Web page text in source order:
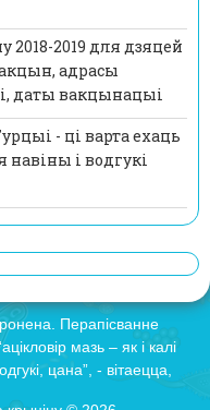
2019 для дзяцей
адрасы
даты вакцынацыі
- ці варта ехаць
навіны і водгукі
Перапісванне
мазь – як і калі
цана”, - вітаецца,